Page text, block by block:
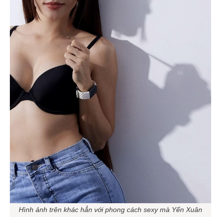
Hình ảnh trên khác hẳn với phong cách sexy mà Yến Xuân